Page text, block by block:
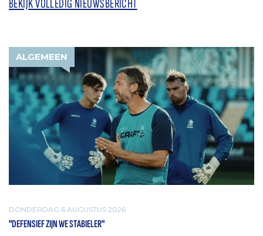
BEKIJK VOLLEDIG NIEUWSBERICHT
ALGEMEEN
DONDERDAG 6 AUGUSTUS 2026
"DEFENSIEF ZIJN WE STABIELER"